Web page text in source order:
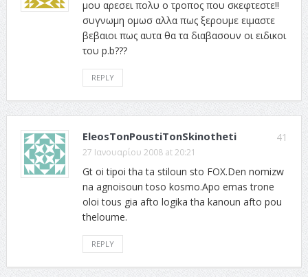
μου αρεσει πολυ ο τροπος που σκεφτεστε!!
συγνωμη ομωσ αλλα πως ξερουμε ειμαστε
βεβαιοι πως αυτα θα τα διαβασουν οι ειδικοι
του p.b???
REPLY
41
EleosTonPoustiTonSkinotheti
27 Ιανουαρίου 2008 at 20:21
Gt oi tipoi tha ta stiloun sto FOX.Den nomizw
na agnoisoun toso kosmo.Apo emas trone
oloi tous gia afto logika tha kanoun afto pou
theloume.
REPLY